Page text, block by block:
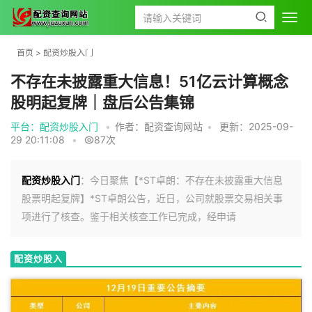
首页 > 配资炒股入门
不存在未披露重大信息！51亿云计算概念
股明起复牌｜盘后公告集锦
平台：配资炒股入门 • 作者：配资查询网站 •
更新：2025-09-
29 20:11:08
• 87次
配资炒股入门：今日聚焦【*ST卓朗：不存在未披露重大信息
股票明起复牌】*ST卓朗公告，近日，公司就股票交易相关事
项进行了核查。鉴于相关核查工作已完成，经申请
配资炒股入